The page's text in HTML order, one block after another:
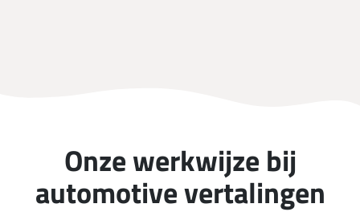
Onze werkwijze bij
automotive vertalingen